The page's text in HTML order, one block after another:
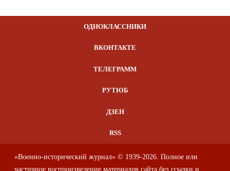
ОДНОКЛАССНИКИ
ВКОНТАКТЕ
ТЕЛЕГРАММ
РУТЮБ
ДЗЕН
RSS
«Военно-исторический журнал» © 1939-2026. Полное или
частичное воспроизведение материалов сайта без ссылки и